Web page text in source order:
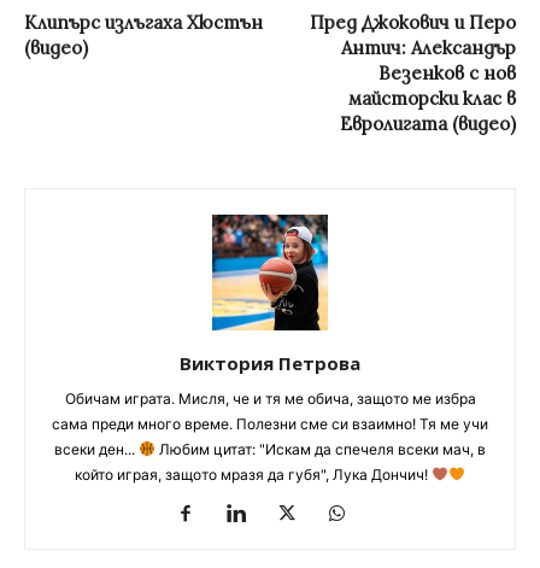
Клипърс излъгаха Хюстън
(видео)
Пред Джокович и Перо
Антич: Александър
Везенков с нов
майсторски клас в
Евролигата (видео)
Виктория Петрова
Обичам играта. Мисля, че и тя ме обича, защото ме избра
сама преди много време. Полезни сме си взаимно! Тя ме учи
всеки ден...
Любим цитат: "Искам да спечеля всеки мач, в
който играя, защото мразя да губя", Лука Дончич!